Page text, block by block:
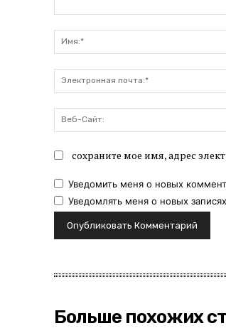
сохраните мое имя, адрес
Уведомить меня о новых
Уведомлять меня о новых
Больше похожих